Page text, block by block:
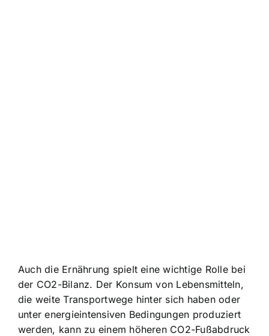
Auch die Ernährung spielt eine wichtige Rolle bei
der CO2-Bilanz. Der Konsum von Lebensmitteln,
die weite Transportwege hinter sich haben oder
unter energieintensiven Bedingungen produziert
werden, kann zu einem höheren CO2-Fußabdruck